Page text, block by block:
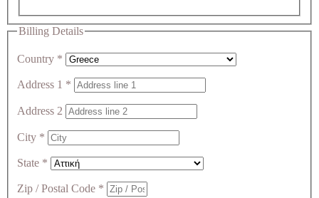
Billing Details
Country *
Address 1 *
Address 2
City *
State *
Zip / Postal Code *